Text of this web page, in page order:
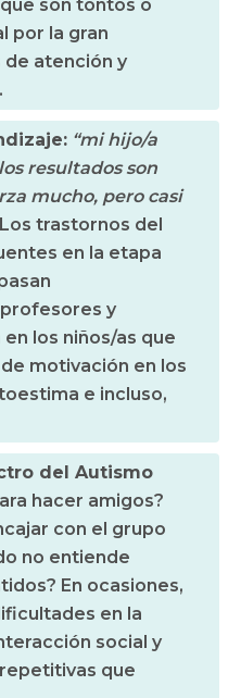
son tontos o
por la gran
de atención y
“mi hijo/a
resultados son
mucho, pero casi
Los trastornos del
en la etapa
y
los niños/as que
motivación en los
e incluso,
del Autismo
hacer amigos?
con el grupo
no entiende
En ocasiones,
en la
social y
que